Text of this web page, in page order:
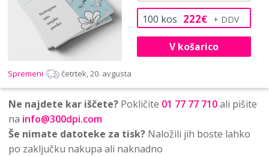
100 kos 222€
V košarico
Spremeni četrtek, 20. avgusta
Ne najdete kar iščete? Pokličite 01 77 77 710ali pišite
na info@300dpi.com
Še nimate datoteke za tisk? Naložili jih boste lahko
po zaključku nakupa ali naknadno